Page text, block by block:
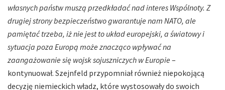
własnych państw muszą przedkładać nad interes Wspólnoty. Z
drugiej strony bezpieczeństwo gwarantuje nam NATO, ale
pamiętać trzeba, iż nie jest to układ europejski, a światowy i
sytuacja poza Europą może znacząco wpływać na
zaangażowanie się wojsk sojuszniczych w Europie –
kontynuował. Szejnfeld przypomniał również niepokojącą
decyzję niemieckich władz, które wystosowały do swoich